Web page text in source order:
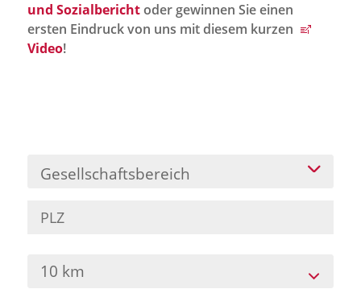
Jobportal
Presse und Medien
Karriere
Presse
News Archiv
und Sozialberichtoder gewinnen Sie einen
ersten Eindruck von uns mit diesem kurzen
Video!
Gesellschaftsbereich
10 km